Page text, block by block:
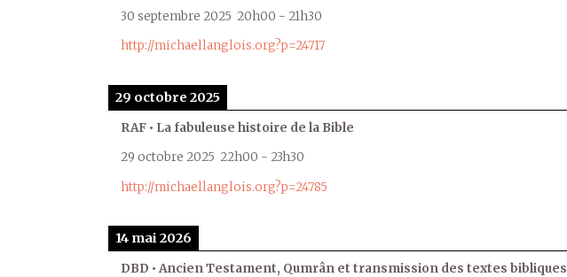
30 septembre 2025 20h00 - 21h30
http://michaellanglois.org?p=24717
29 octobre 2025
RAF • La fabuleuse histoire de la Bible
29 octobre 2025 22h00 - 23h30
http://michaellanglois.org?p=24785
14 mai 2026
DBD • Ancien Testament, Qumrân et transmission des textes bibliques